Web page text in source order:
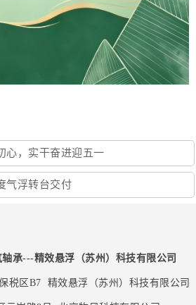
心，实干奋进迎五一
气浮转台交付
承---精效悬浮（苏州）科技有限公司
税区B7 精效悬浮（苏州）科技有限公司